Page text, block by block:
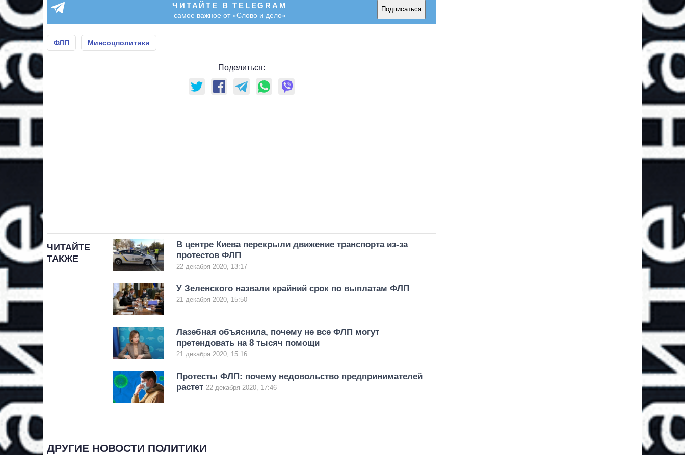
ЧИТАЙТЕ В TELEGRAM
самое важное от «Слово и дело»
Подписаться
ФЛП Минсоцполитики
Поделиться:
ЧИТАЙТЕ
ТАКЖЕ
В центре Киева перекрыли движение транспорта из-за
протестов ФЛП
22 декабря 2020, 13:17
У Зеленского назвали крайний срок по выплатам ФЛП
21 декабря 2020, 15:50
Лазебная объяснила, почему не все ФЛП могут
претендовать на 8 тысяч помощи
21 декабря 2020, 15:16
Протесты ФЛП: почему недовольство предпринимателей
растет 22 декабря 2020, 17:46
ДРУГИЕ НОВОСТИ ПОЛИТИКИ